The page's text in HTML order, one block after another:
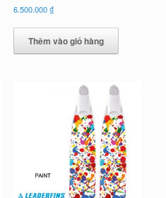
6.500.000₫
Thêm vào giỏ hàng